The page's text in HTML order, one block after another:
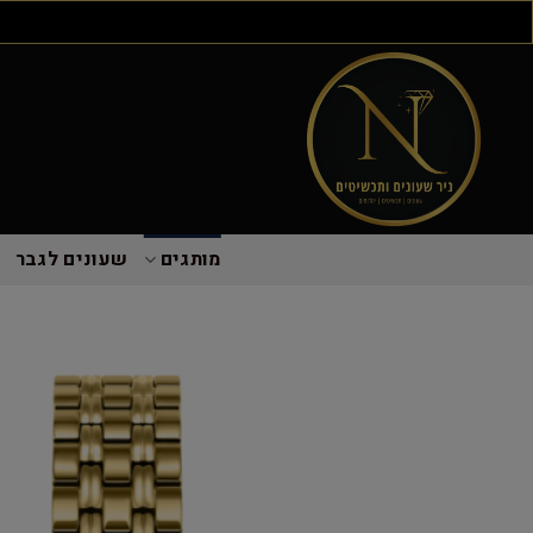
מותגים שעונים לגבר